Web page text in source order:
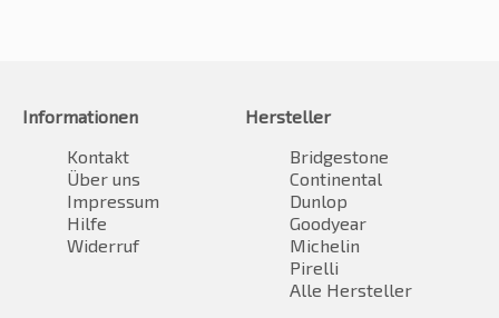
Informationen
Kontakt
Über uns
Impressum
Hilfe
Widerruf
Hersteller
Bridgestone
Continental
Dunlop
Goodyear
Michelin
Pirelli
Alle Hersteller